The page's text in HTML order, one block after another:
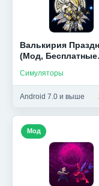
Валькирия
(Мод, Бесплатные
Симуляторы
Android 7.0 и выше
Мод